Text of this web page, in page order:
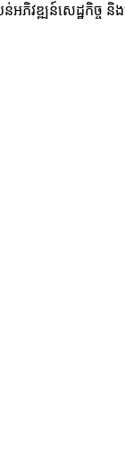
ភិវឌ្ឍន៍សេដ្ឋកិច្ច និ